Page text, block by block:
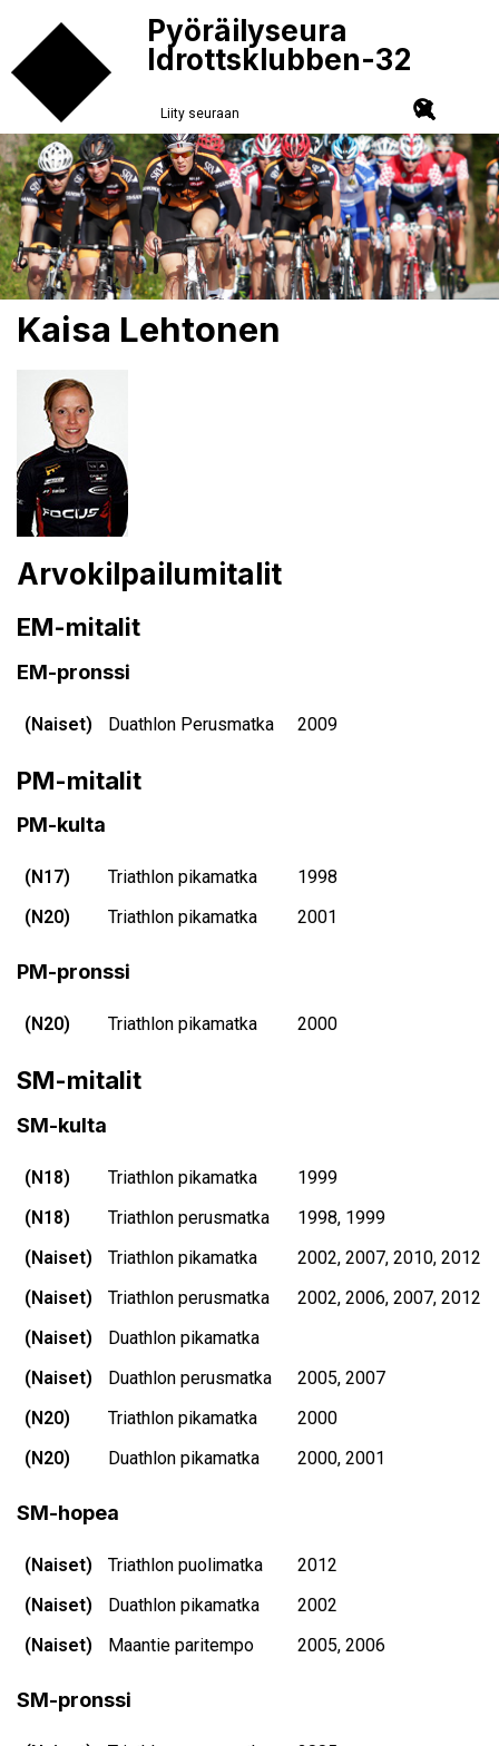
Pyöräilyseura
Idrottsklubben-32
Liity seuraan
Kaisa Lehtonen
Arvokilpailumitalit
EM-mitalit
EM-pronssi
(Naiset) Duathlon Perusmatka 2009
PM-mitalit
PM-kulta
(N17) Triathlon pikamatka
1998
(N20)
Triathlon pikamatka 2001
PM-pronssi
(N20) Triathlon pikamatka 2000
SM-mitalit
SM-kulta
(N18) Triathlon pikamatka
1999
(N18)
Triathlon perusmatka
1998, 1999
(Naiset)
Triathlon pikamatka
2002, 2007, 2010, 2012
(Naiset)
Triathlon perusmatka
2002, 2006, 2007, 2012
(Naiset)
Duathlon pikamatka
(Naiset)
Duathlon perusmatka
2005, 2007
(N20)
Triathlon pikamatka
2000
(N20)
Duathlon pikamatka 2000, 2001
SM-hopea
(Naiset) Triathlon puolimatka
2012
(Naiset)
Duathlon pikamatka
2002
(Naiset)
Maantie paritempo 2005, 2006
SM-pronssi